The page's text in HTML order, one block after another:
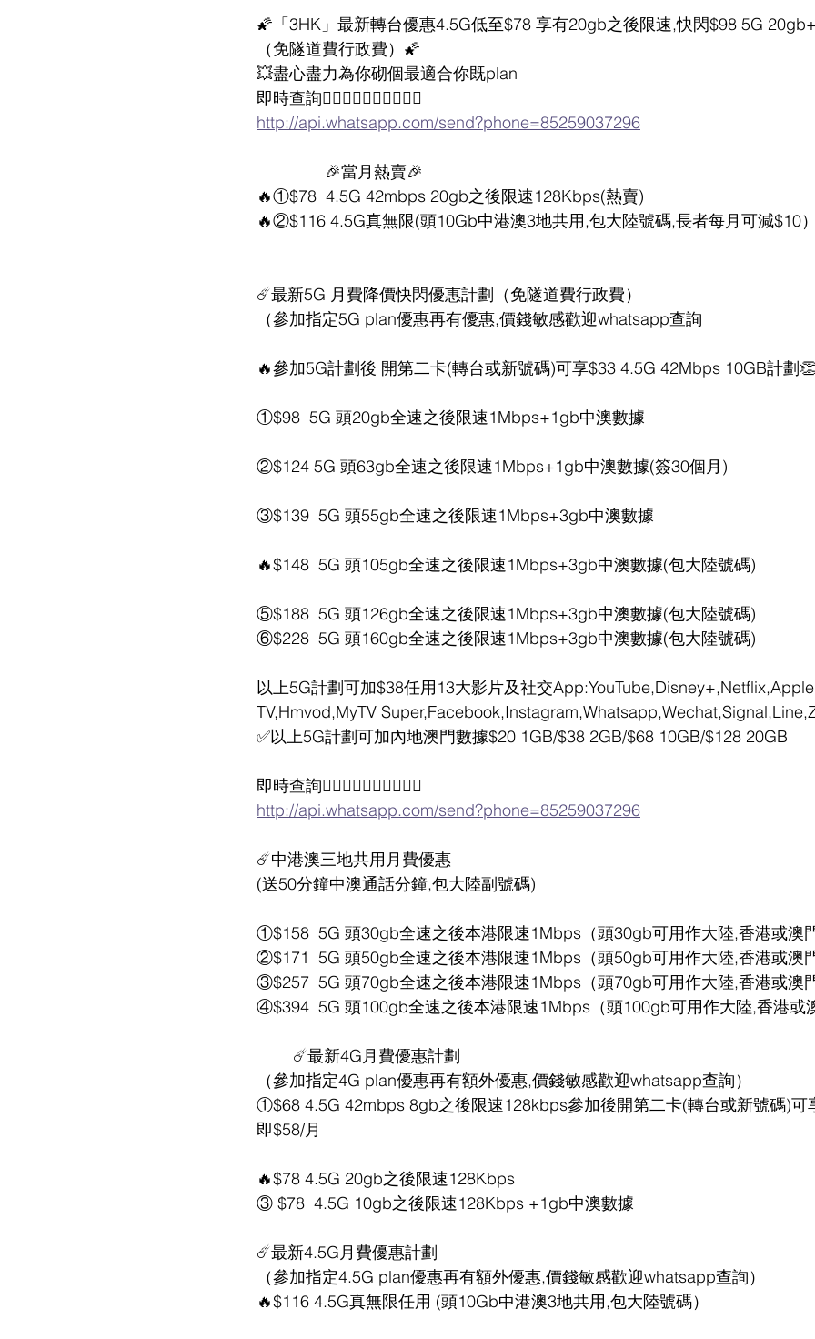
🌠「3HK」最新轉台優惠4.5G低至$78 享有20gb之後限速,快閃$98 5G
（免隧道費行政費）🌠
💥盡心盡力為你砌個最適合你既plan
即時查詢👇🏻👇🏻👇🏻👇🏻👇🏻
http://api.whatsapp.com/send?phone=85259037296
               🎉當月熱賣🎉
🔥①$78  4.5G 42mbps 20gb之後限速128Kbps(熱賣)
🔥②$116 4.5G真無限(頭10Gb中港澳3地共用,包大陸號碼,長者每月可減$10
☄️最新5G 月費降價快閃優惠計劃（免隧道費行政費）
（參加指定5G plan優惠再有優惠,價錢敏感歡迎whatsapp查詢
🔥參加5G計劃後 開第二卡(轉台或新號碼)可享$33 4.5G 42Mbps 10GB計劃
①$98  5G 頭20gb全速之後限速1Mbps+1gb中澳數據
②$124 5G 頭63gb全速之後限速1Mbps+1gb中澳數據(簽30個月)
③$139  5G 頭55gb全速之後限速1Mbps+3gb中澳數據
🔥$148  5G 頭105gb全速之後限速1Mbps+3gb中澳數據(包大陸號碼)
⑤$188  5G 頭126gb全速之後限速1Mbps+3gb中澳數據(包大陸號碼)
⑥$228  5G 頭160gb全速之後限速1Mbps+3gb中澳數據(包大陸號碼)
以上5G計劃可加$38任用13大影片及社交
TV,Hmvod,MyTV
✅以上5G計劃可加內地澳門數據$20 1GB/$38 2GB/$68 10GB/$128 20GB
即時查詢👇🏻👇🏻👇🏻👇🏻👇🏻
http://api.whatsapp.com/send?phone=85259037296
☄️中港澳三地共用月費優惠
(送50分鐘中澳通話分鐘,包大陸副號碼)
①$158  5G 頭30gb全速之後本港限速1Mbps（頭30gb可用作大陸,香港或澳
②$171  5G 頭50gb全速之後本港限速1Mbps（頭50gb可用作大陸,香港或澳
③$257  5G 頭70gb全速之後本港限速1Mbps（頭70gb可用作大陸,香港或澳
④$394  5G 頭100gb全速之後本港限速1Mbps（頭100gb可用作大陸,香港或
        ☄️最新4G月費優惠計劃
（參加指定4G plan優惠再有額外優惠,價錢敏感歡迎whatsapp查詢）
①$68 4.5G 42mbps 8gb之後限速128kbps參加後開第二卡(轉台或新號碼)可
即$58/月
🔥$78 4.5G 20gb之後限速128Kbps
③ $78  4.5G 10gb之後限速128Kbps +1gb中澳數據
☄️最新4.5G月費優惠計劃
（參加指定4.5G plan優惠再有額外優惠,價錢敏感歡迎whatsapp查詢）
🔥$116 4.5G真無限任用 (頭10Gb中港澳3地共用,包大陸號碼）